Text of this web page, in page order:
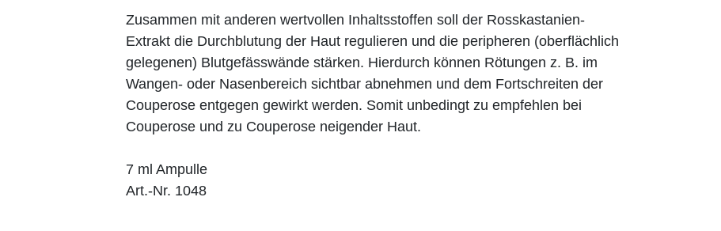
Zusammen mit anderen wertvollen Inhaltsstoffen soll der Rosskastanien-
Extrakt die Durchblutung der Haut regulieren und die peripheren (oberflächlich
gelegenen) Blutgefässwände stärken. Hierdurch können Rötungen z. B. im
Wangen- oder Nasenbereich sichtbar abnehmen und dem Fortschreiten der
Couperose entgegen gewirkt werden. Somit unbedingt zu empfehlen bei
Couperose und zu Couperose neigender Haut.
7 ml Ampulle
Art.-Nr. 1048